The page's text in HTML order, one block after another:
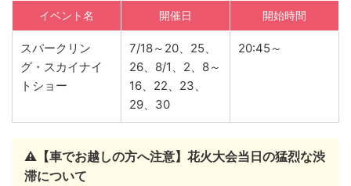
イベント名 開催日 開始時間
スパークリン
グ・スカイナイ
トショー
7/18～20、25、
26、8/1、2、8～
16、22、23、
29、30
20:45～
⚠️【車でお越しの方へ注意】花火大会当日の猛烈な渋
滞について